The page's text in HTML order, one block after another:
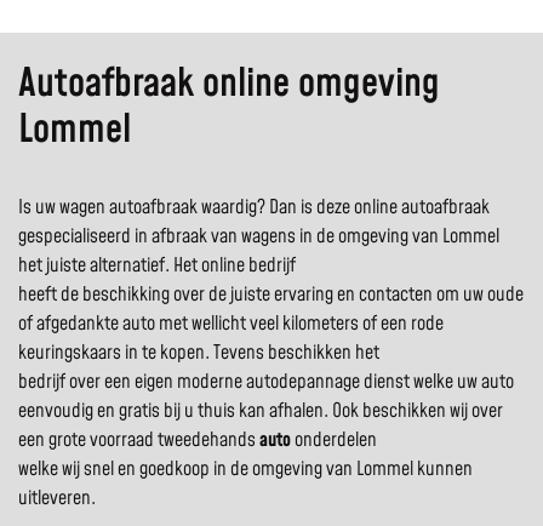
Autoafbraak online omgeving
Lommel
Is uw wagen autoafbraak waardig? Dan is deze online autoafbraak
gespecialiseerd in afbraak van wagens in de omgeving van Lommel
het juiste alternatief. Het online bedrijf
heeft de beschikking over de juiste ervaring en contacten om uw oude
of afgedankte auto met wellicht veel kilometers of een rode
keuringskaars in te kopen. Tevens beschikken het
bedrijf over een eigen moderne autodepannage dienst welke uw auto
eenvoudig en gratis bij u thuis kan afhalen. Ook beschikken wij over
een grote voorraad tweedehandsautoonderdelen
welke wij snel en goedkoop in de omgeving van Lommel kunnen
uitleveren.